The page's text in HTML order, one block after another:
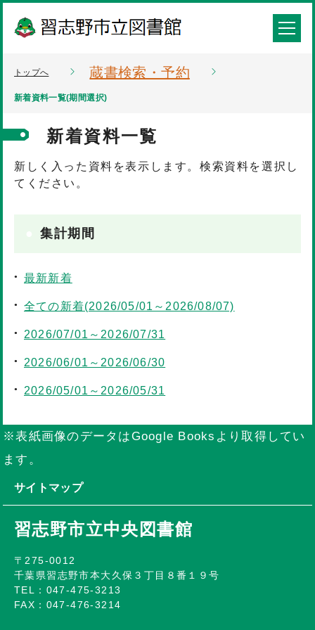
トップへ 蔵書検索・予約
新着資料一覧(期間選択)
新着資料一覧
新しく入った資料を表示します。検索資料を選択し
てください。
集計期間
最新新着
全ての新着(2026/05/01～2026/08/07)
2026/07/01～2026/07/31
2026/06/01～2026/06/30
2026/05/01～2026/05/31
※表紙画像のデータはGoogle Booksより取得してい
ます。
サイトマップ
習志野市立中央図書館
〒275-0012
千葉県習志野市本大久保３丁目８番１９号
TEL：047-475-3213
FAX：047-476-3214